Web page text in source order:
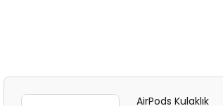
AirPods Kulaklık